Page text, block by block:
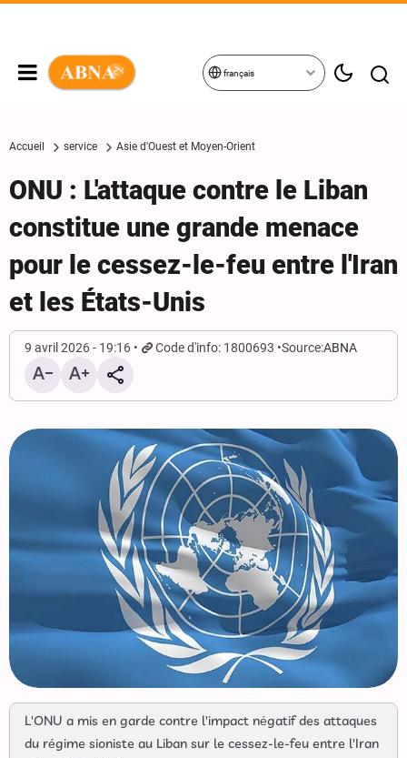
français
Accueil service Asie d'Ouest et Moyen-Orient
ONU : L'attaque contre le Liban
constitue une grande menace
pour le cessez-le-feu entre l'Iran
et les États-Unis
9 avril 2026 - 19:16 Code d'info: 1800693 Source:ABNA
L'ONU a mis en garde contre l'impact négatif des attaques
du régime sioniste au Liban sur le cessez-le-feu entre l'Iran